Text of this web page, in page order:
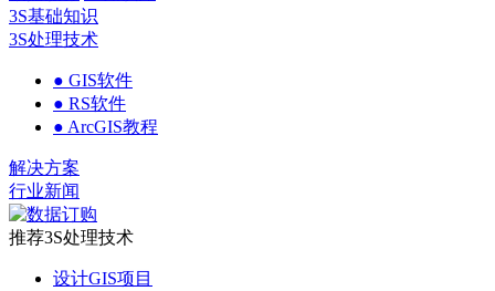
3S基础知识
3S处理技术
● GIS软件
● RS软件
● ArcGIS教程
解决方案
行业新闻
推荐3S处理技术
设计GIS项目